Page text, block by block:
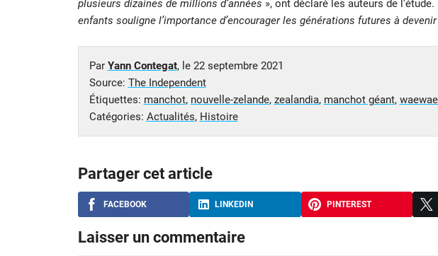
plusieurs dizaines de millions d’années », ont déclaré les auteurs de l’étude.
enfants souligne l’importance d’encourager les générations futures à
Par Yann Contegat, le 22 septembre 2021
Source: The Independent
Étiquettes: manchot, nouvelle-zelande, zealandia, manchot géant,
Catégories: Actualités, Histoire
Partager cet article
FACEBOOK LINKEDIN PINTEREST
Laisser un commentaire